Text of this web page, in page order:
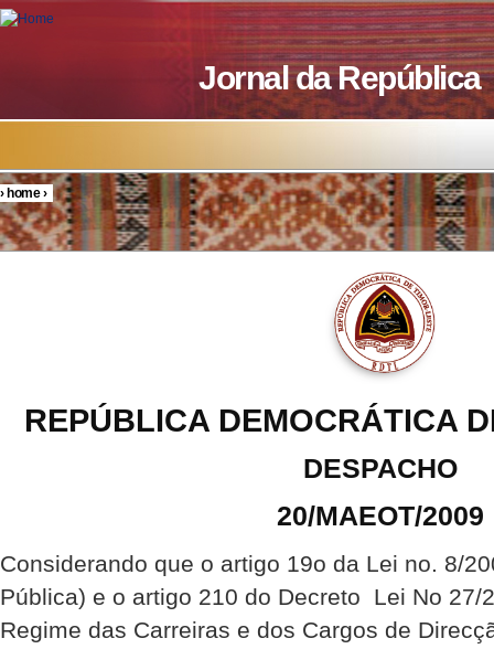
Skip to main content
Jornal da República
You are here
›home›
REPÚBLICA DEMOCRÁTICA
DESPACHO
20/MAEOT/2009
Considerando que o artigo 19o da Lei no. 8/
Pública) e o artigo 210 do Decreto  Lei No
Regime das Carreiras e dos Cargos de